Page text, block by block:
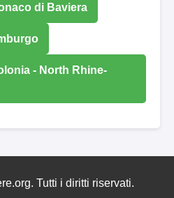
di Baviera
- North Rhine-
Tutti i diritti riservati.